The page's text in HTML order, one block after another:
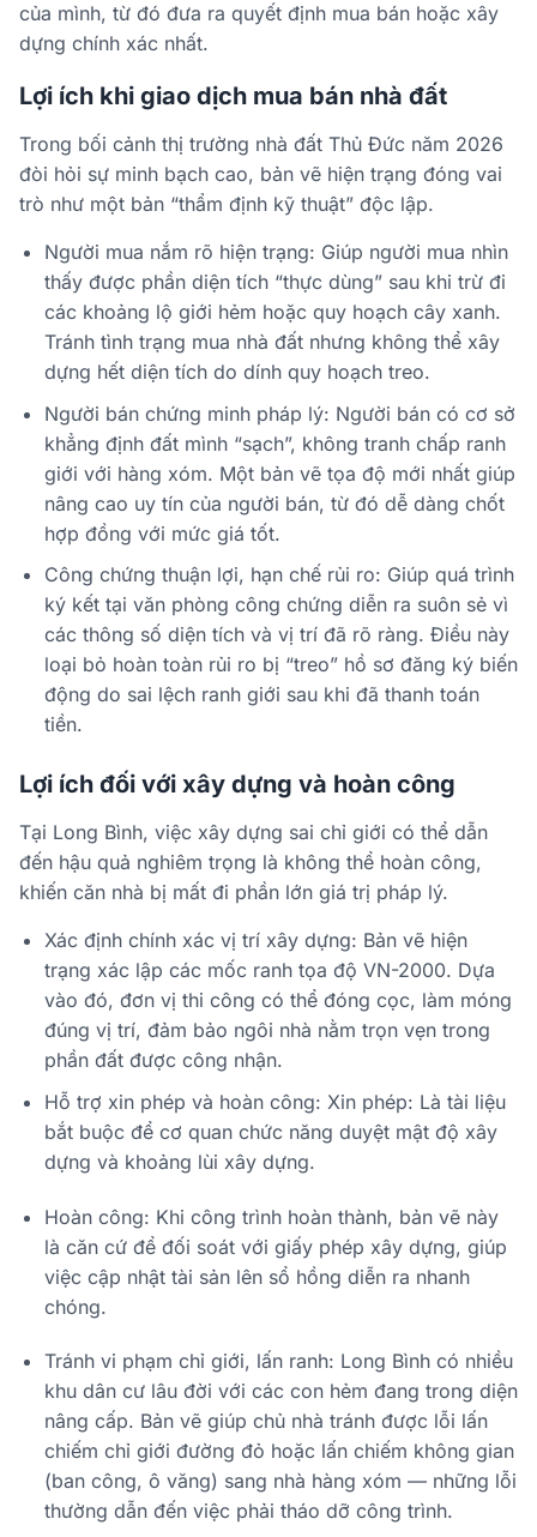
của mình, từ đó đưa ra quyết định mua bán hoặc xây
dựng chính xác nhất.
Lợi ích khi giao dịch mua bán nhà đất
Trong bối cảnh thị trường nhà đất Thủ Đức năm 2026
đòi hỏi sự minh bạch cao, bản vẽ hiện trạng đóng vai
trò như một bản “thẩm định kỹ thuật” độc lập.
Người mua nắm rõ hiện trạng: Giúp người mua nhìn
thấy được phần diện tích “thực dùng” sau khi trừ đi
các khoảng lộ giới hẻm hoặc quy hoạch cây xanh.
Tránh tình trạng mua nhà đất nhưng không thể xây
dựng hết diện tích do dính quy hoạch treo.
Người bán chứng minh pháp lý: Người bán có cơ sở
khẳng định đất mình “sạch”, không tranh chấp ranh
giới với hàng xóm. Một bản vẽ tọa độ mới nhất giúp
nâng cao uy tín của người bán, từ đó dễ dàng chốt
hợp đồng với mức giá tốt.
Công chứng thuận lợi, hạn chế rủi ro: Giúp quá trình
ký kết tại văn phòng công chứng diễn ra suôn sẻ vì
các thông số diện tích và vị trí đã rõ ràng. Điều này
loại bỏ hoàn toàn rủi ro bị “treo” hồ sơ đăng ký biến
động do sai lệch ranh giới sau khi đã thanh toán
tiền.
Lợi ích đối với xây dựng và hoàn công
Tại Long Bình, việc xây dựng sai chỉ giới có thể dẫn
đến hậu quả nghiêm trọng là không thể hoàn công,
khiến căn nhà bị mất đi phần lớn giá trị pháp lý.
Xác định chính xác vị trí xây dựng: Bản vẽ hiện
trạng xác lập các mốc ranh tọa độ VN-2000. Dựa
vào đó, đơn vị thi công có thể đóng cọc, làm móng
đúng vị trí, đảm bảo ngôi nhà nằm trọn vẹn trong
phần đất được công nhận.
Hỗ trợ xin phép và hoàn công: Xin phép: Là tài liệu
bắt buộc để cơ quan chức năng duyệt mật độ xây
dựng và khoảng lùi xây dựng.
Hoàn công: Khi công trình hoàn thành, bản vẽ này
là căn cứ để đối soát với giấy phép xây dựng, giúp
việc cập nhật tài sản lên sổ hồng diễn ra nhanh
chóng.
Tránh vi phạm chỉ giới, lấn ranh: Long Bình có nhiều
khu dân cư lâu đời với các con hẻm đang trong diện
nâng cấp. Bản vẽ giúp chủ nhà tránh được lỗi lấn
chiếm chỉ giới đường đỏ hoặc lấn chiếm không gian
(ban công, ô văng) sang nhà hàng xóm — những lỗi
thường dẫn đến việc phải tháo dỡ công trình.